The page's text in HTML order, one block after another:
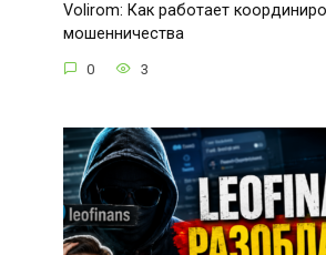
Volirom: Как работает
мошенничества
0 3